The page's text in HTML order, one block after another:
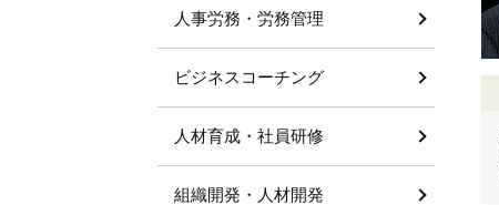
人事労務・労務管理
ビジネスコーチング
人材育成・社員研修
組織開発・人材開発